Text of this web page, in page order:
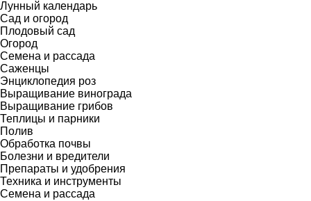
Лунный календарь
Сад и огород
Плодовый сад
Огород
Семена и рассада
Саженцы
Энциклопедия роз
Выращивание винограда
Выращивание грибов
Теплицы и парники
Полив
Обработка почвы
Болезни и вредители
Препараты и удобрения
Техника и инструменты
Семена и рассада